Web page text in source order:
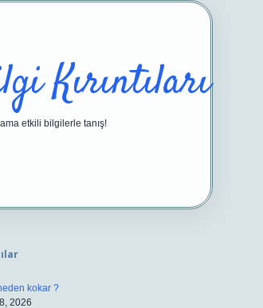
Kırıntıları
etkili bilgilerle tanış!
kokar ?
2026